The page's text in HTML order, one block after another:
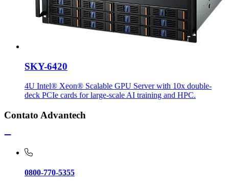
SKY-6420
4U Intel® Xeon® Scalable GPU Server with 10x double-
deck PCIe cards for large-scale AI training and HPC.
Contato Advantech
0800-770-5355